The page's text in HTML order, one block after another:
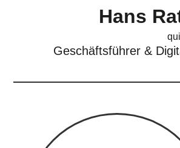
Hans
Geschäftsführer &